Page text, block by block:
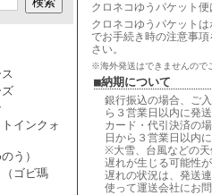
インクォ
う）
ゴビ瑪
クロネコゆうパケット便
クロネコゆうパケット
でお手続き時の注意事
さい。
※海外発送はできませんので
■納期について
銀行振込の場合、ご
ら３営業日以内に発送
カード・代引決済の
日から３営業日以内
※大雪、台風などの
遅れが生じる可能性が
遅れの状況は、発送
使って運送会社にお問